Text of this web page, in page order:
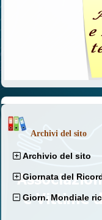
Archivi del sito
Archivio del sito
Giornata del
Giorn. Mondiale